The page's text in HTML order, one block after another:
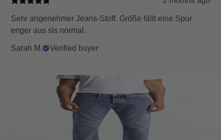
Sehr angenehmer Jeans-Stoff. Größe fällt eine Spur
enger aus sls normal.
Sarah M. Verified buyer